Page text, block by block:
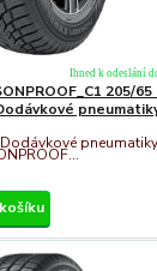
205/65
pneumatiky
Ihned k odeslání